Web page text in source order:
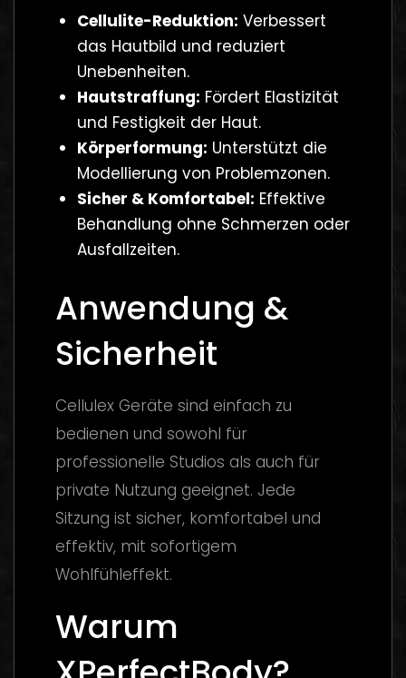
Cellulite-Reduktion: Verbessert
das Hautbild und reduziert
Unebenheiten.
Hautstraffung: Fördert Elastizität
und Festigkeit der Haut.
Körperformung: Unterstützt die
Modellierung von Problemzonen.
Sicher & Komfortabel: Effektive
Behandlung ohne Schmerzen oder
Ausfallzeiten.
Anwendung &
Sicherheit
Cellulex Geräte sind einfach zu
bedienen und sowohl für
professionelle Studios als auch für
private Nutzung geeignet. Jede
Sitzung ist sicher, komfortabel und
effektiv, mit sofortigem
Wohlfühleffekt.
Warum